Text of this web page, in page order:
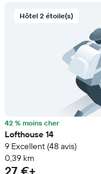
Hôtel 2 étoile(s)
42 % moins cher
Lofthouse 14
9 Excellent (48 avis)
0,39 km
27 €+